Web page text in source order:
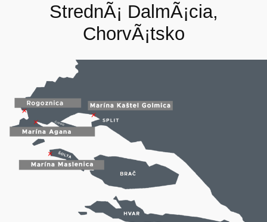
StrednÃ¡ DalmÃ¡cia,
ChorvÃ¡tsko